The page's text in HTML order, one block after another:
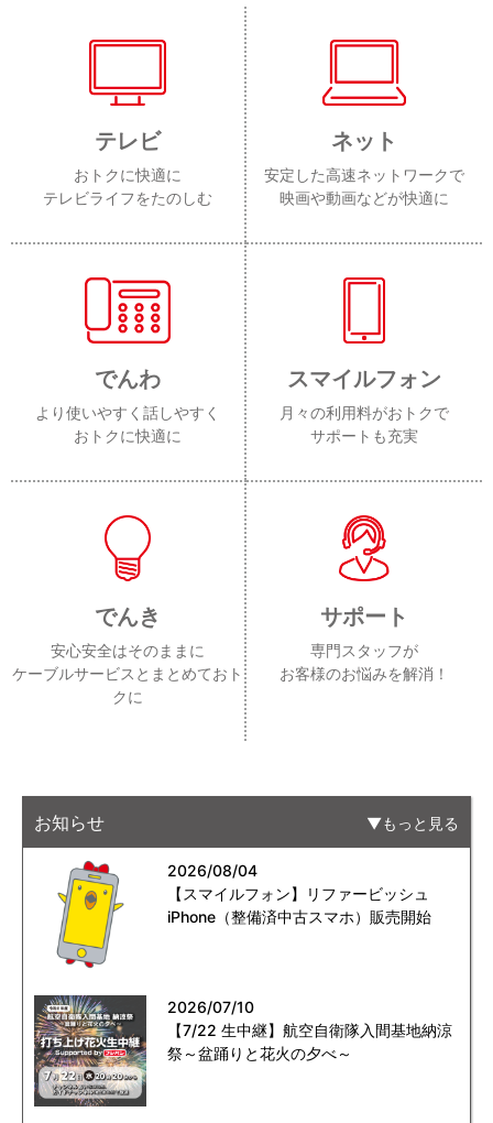
テレビ
おトクに快適に
テレビライフをたのしむ
ネット
安定した高速ネットワークで
映画や動画などが快適に
でんわ
より使いやすく話しやすく
おトクに快適に
スマイルフォン
月々の利用料がおトクで
サポートも充実
でんき
安心安全はそのままに
ケーブルサービスとまとめておト
クに
サポート
専門スタッフが
お客様のお悩みを解消！
お知らせ もっと見る
2026/08/04
【スマイルフォン】リファービッシュ
iPhone（整備済中古スマホ）販売開始
2026/07/10
【7/22 生中継】航空自衛隊入間基地納涼
祭～盆踊りと花火の夕べ～